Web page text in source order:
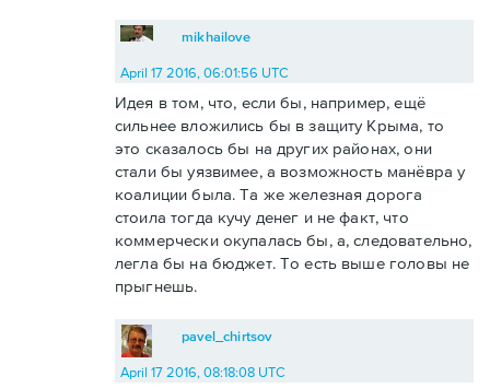
mikhailove
April 17 2016, 06:01:56 UTC
Идея в том, что, если бы, например, ещё
сильнее вложились бы в защиту Крыма, то
это сказалось бы на других районах, они
стали бы уязвимее, а возможность манёвра у
коалиции была. Та же железная дорога
стоила тогда кучу денег и не факт, что
коммерчески окупалась бы, а, следовательно,
легла бы на бюджет. То есть выше головы не
прыгнешь.
pavel_chirtsov
April 17 2016, 08:18:08 UTC